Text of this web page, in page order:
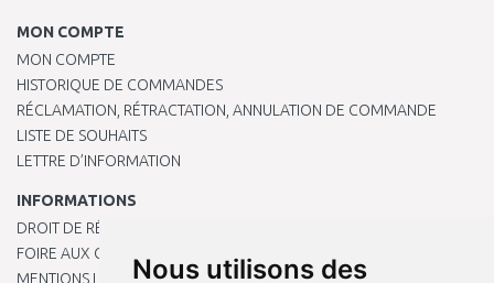
Nous utilisons des
MON COMPTE
MON COMPTE
HISTORIQUE DE COMMANDES
RÉCLAMATION, RÉTRACTATION, ANNULATION DE COMMANDE
LISTE DE SOUHAITS
LETTRE D’INFORMATION
INFORMATIONS
DROIT DE RÉTRACTATION
FOIRE AUX QUESTIONS
MENTIONS LÉGALES